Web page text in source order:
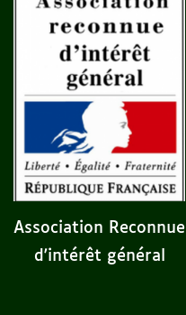
Association Reconnue
d'intérêt général